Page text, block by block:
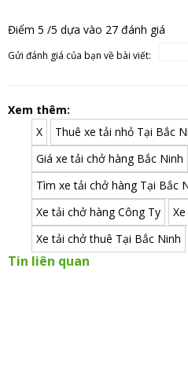
Điểm 5 /5 dựa vào 27 đánh giá
Gửi đánh giá của bạn về bài viết:
Xem thêm:
X
Thuê xe tải nhỏ Tại Bắc
Giá xe tải chở hàng Bắc Ninh
Tìm xe tải chở hàng Tại Bắc
Xe tải chở hàng Công Ty
Xe tải chở thuê Tại Bắc Ninh
Tin liên quan